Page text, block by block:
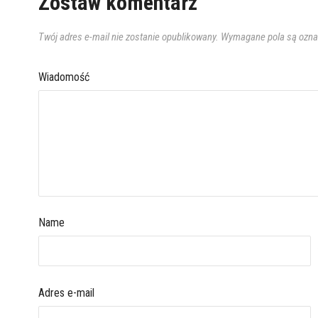
Twój adres e-mail nie zostanie opublikowany. Wymagane pola są
Wiadomość
Name
Adres e-mail